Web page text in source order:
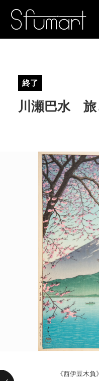
NEWS
POLICY
終了
川瀬巴水 旅
《西伊豆木